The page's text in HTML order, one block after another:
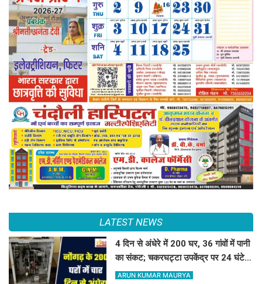
LATEST NEWS
4 दिन से अंधेरे में 200 घर, 36 गांवों में पानी
का संकट; चकरघट्टा उपकेंद्र पर 24 घंटे में
ताला लगाने का अल्टीमेटम
ARUN KUMAR MAURYA